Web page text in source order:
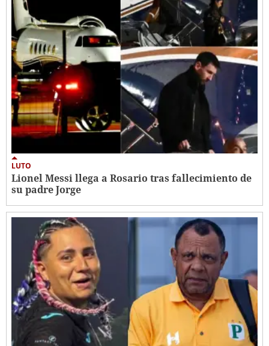
LUTO
Lionel Messi llega a Rosario tras fallecimiento de
su padre Jorge